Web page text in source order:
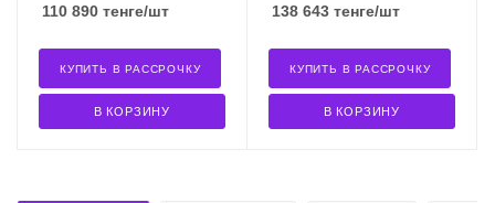
110 890 тенге/шт
В КОРЗИНУ
КУПИТЬ В РАССРОЧКУ
138 643 тенге/шт
В КОРЗИНУ
КУПИТЬ В РАССРОЧКУ